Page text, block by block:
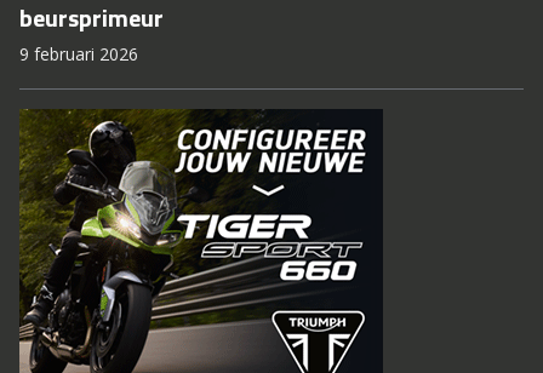
beursprimeur
9 februari 2026